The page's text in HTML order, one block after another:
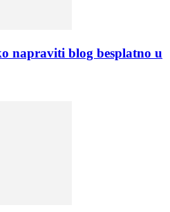
napraviti blog besplatno u